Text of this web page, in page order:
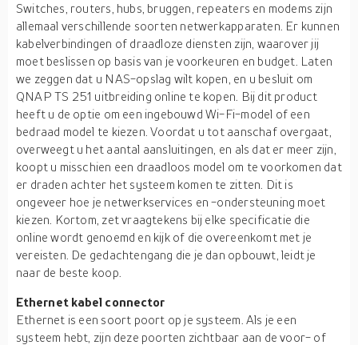
Switches, routers, hubs, bruggen, repeaters en modems zijn
allemaal verschillende soorten netwerkapparaten. Er kunnen
kabelverbindingen of draadloze diensten zijn, waarover jij
moet beslissen op basis van je voorkeuren en budget. Laten
we zeggen dat u NAS-opslag wilt kopen, en u besluit om
QNAP TS 251 uitbreiding online te kopen. Bij dit product
heeft u de optie om een ingebouwd Wi-Fi-model of een
bedraad model te kiezen. Voordat u tot aanschaf overgaat,
overweegt u het aantal aansluitingen, en als dat er meer zijn,
koopt u misschien een draadloos model om te voorkomen dat
er draden achter het systeem komen te zitten. Dit is
ongeveer hoe je netwerkservices en -ondersteuning moet
kiezen. Kortom, zet vraagtekens bij elke specificatie die
online wordt genoemd en kijk of die overeenkomt met je
vereisten. De gedachtengang die je dan opbouwt, leidt je
naar de beste koop.
Ethernet kabel connector
Ethernet is een soort poort op je systeem. Als je een
systeem hebt, zijn deze poorten zichtbaar aan de voor- of